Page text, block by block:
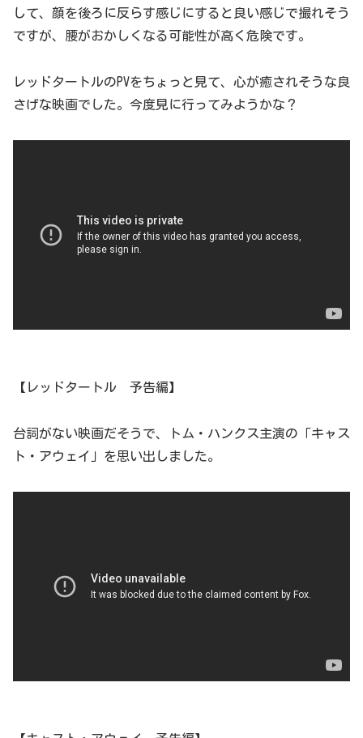
して、顔を後ろに反らす感じにすると良い感じで撮れそう
ですが、腰がおかしくなる可能性が高く危険です。
レッドタートルのPVをちょっと見て、心が癒されそうな良
さげな映画でした。今度見に行ってみようかな？
【レッドタートル 予告編】
台詞がない映画だそうで、トム・ハンクス主演の「キャス
ト・アウェイ」を思い出しました。